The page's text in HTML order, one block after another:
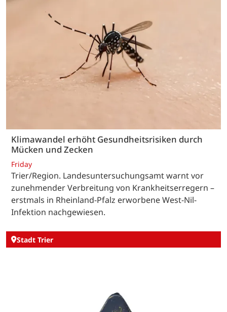
Klimawandel erhöht Gesundheitsrisiken durch
Mücken und Zecken
Friday
Trier/Region. Landesuntersuchungsamt warnt vor
zunehmender Verbreitung von Krankheitserregern –
erstmals in Rheinland-Pfalz erworbene West-Nil-
Infektion nachgewiesen.
Stadt Trier